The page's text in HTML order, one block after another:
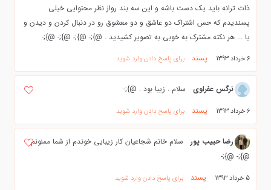
ذات ترانه باید یک دست باشه و این سه بند رواز نظر محتوایی خیلی
پسندیدم که حس اشتراک دو عاشق و دو معشوق رو در دنبال کردن و دیدن و
یا ... هر نکته مشترک به خوبی به تصویر کشیدید . @};- @};- @};- @};-
6 خرداد 1393 پسند برای پاسخ دادن وارد شوید
نرگس عفراوی سلام . زیبا بود . @};-
6 خرداد 1393 پسند برای پاسخ دادن وارد شوید
رضا حبیب پور
سلام خانم شجاعیان کار زیبایی خوندم از شما ممنونم
@};- @};-
5 خرداد 1393 پسند برای پاسخ دادن وارد شوید